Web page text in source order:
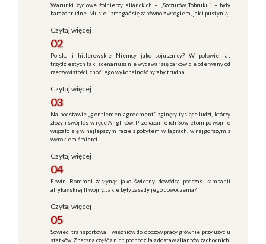
Warunki życiowe żołnierzy alianckich – „Szczurów Tobruku” – były
bardzo trudne. Musieli zmagać się zarówno z wrogiem, jak i pustynią.
Czytaj więcej
02
Polska i hitlerowskie Niemcy jako sojusznicy? W połowie lat
trzydziestych taki scenariusz nie wydawał się całkowicie oderwany od
rzeczywistości, choć jego wykonalność byłaby trudna.
Czytaj więcej
03
Na podstawie „gentlemen agreement” zginęły tysiące ludzi, którzy
złożyli swój los w ręce Anglików. Przekazanie ich Sowietom po wojnie
wiązało się w najlepszym razie z pobytem w łagrach, w najgorszym z
wyrokiem śmierci.
Czytaj więcej
04
Erwin Rommel zasłynął jako świetny dowódca podczas kampanii
afrykańskiej II wojny. Jakie były zasady jego dowodzenia?
Czytaj więcej
05
Sowieci transportowali więźniów do obozów pracy głównie przy użyciu
statków. Znaczna część z nich pochodziła z dostaw aliantów zachodnich.